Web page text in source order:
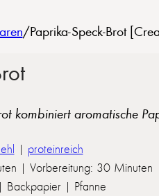
/Paprika-Speck-Brot
kombiniert aromatische
| proteinreich
| Vorbereitung: 30
Backpapier | Pfanne